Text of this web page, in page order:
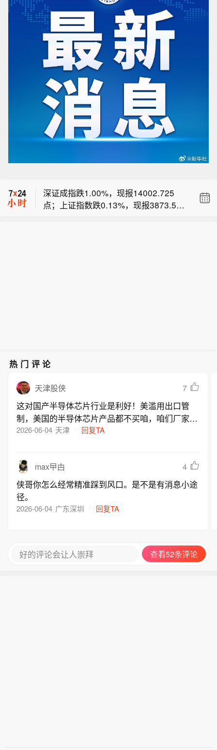
深证成指跌1.00%，现报14002.725
点；上证指数跌0.13%，现报3873.550
热门评论
天津股侠 7
这对国产半导体芯片行业是利好！美滥用出口管
制，美国的半导体芯片产品都不买咱，咱们厂家只
能用国产自己的，所以，利好国产半导体芯片行
2026-06-04 天津 回复TA
max曱甴 4
侠哥你怎么经常精准踩到风口。是不是有消息小途
径。
2026-06-04 广东深圳 回复TA
好的评论会让人崇拜 查看52条评论